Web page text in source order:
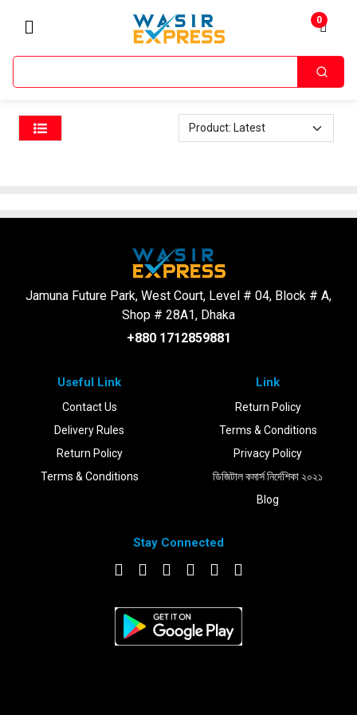
0
Jamuna Future Park, West Court, Level # 04, Block # A,
Shop # 28A1, Dhaka
+880 1712859881
Useful Link
Contact Us
Delivery Rules
Return Policy
Terms & Conditions
Link
Return Policy
Terms & Conditions
Privacy Policy
ডিজিটাল কমার্স নির্দেশিকা ২০২১
Blog
Stay Connected